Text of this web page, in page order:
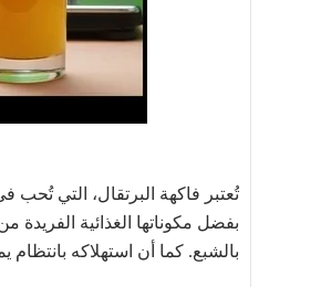
تُعتبر فاكهة البرتقال، التي تُحب
بفضل مكوناتها الغذائية
بالشبع. كما أن استهلاكه